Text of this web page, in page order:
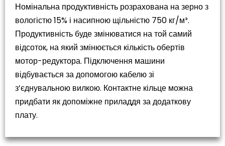
Номінальна продуктивність розрахована на зерно з
вологістю 15% і насипною щільністю 750 кг/м³.
Продуктивність буде змінюватися на той самий
відсоток, на який змінюється кількість обертів
мотор-редуктора. Підключення машини
відбувається за допомогою кабелю зі
з’єднувальною вилкою. Контактне кільце можна
придбати як допоміжне приладдя за додаткову
плату.